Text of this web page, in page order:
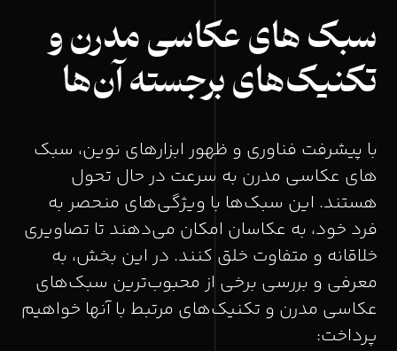
سبک ‌های عکاسی مدرن و
تکنیک‌های برجسته آن‌ها
با پیشرفت فناوری و ظهور ابزارهای نوین، سبک‌
های عکاسی مدرن به سرعت در حال تحول
هستند. این سبک‌ها با ویژگی‌های منحصر به
فرد خود، به عکاسان امکان می‌دهند تا تصاویری
خلاقانه و متفاوت خلق کنند. در این بخش، به
معرفی و بررسی برخی از محبوب‌ترین سبک‌های
عکاسی مدرن و تکنیک‌های مرتبط با آنها خواهیم
پرداخت: